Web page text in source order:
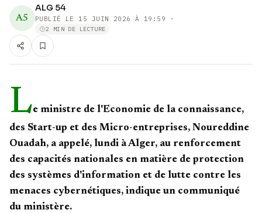
A5
ALG 54
PUBLIÉ LE 15 JUIN 2026 À 19:59 ·
2 MIN DE LECTURE
Le ministre de l'Economie de la connaissance,
des Start-up et des Micro-entreprises, Noureddine
Ouadah, a appelé, lundi à Alger, au renforcement
des capacités nationales en matière de protection
des systèmes d'information et de lutte contre les
menaces cybernétiques, indique un communiqué
du ministère.